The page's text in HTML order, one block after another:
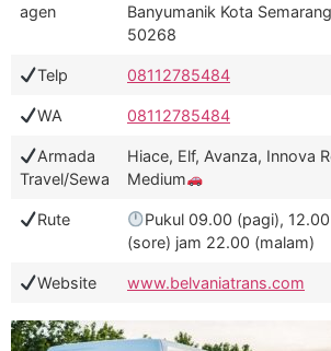
agen
Banyumanik Kota
50268
Telp 08112785484
WA 08112785484
Armada
Travel/Sewa
Hiace, Elf, Avanza, Innova
Medium
Rute
Pukul 09.00 (pagi),
(sore) jam 22.00 (malam)
Website www.belvaniatrans.com